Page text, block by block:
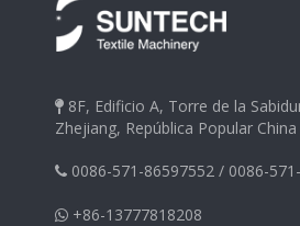
 8F, Edificio A, Torre de la
Zhejiang, República Popular China
 0086-571-86597552 / 0086-
 +86-13777818208